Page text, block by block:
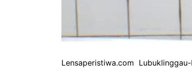
Lensaperistiwa.com